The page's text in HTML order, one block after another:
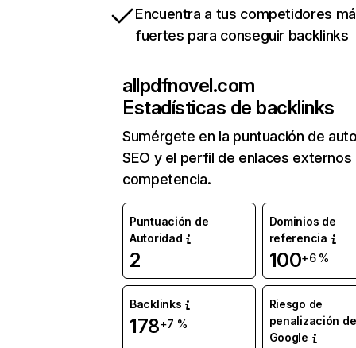
Encuentra a tus competidores
fuertes para conseguir backlinks
allpdfnovel.com
Estadísticas de backlinks
Sumérgete en la puntuación de
SEO y el perfil de enlaces externos
competencia.
Puntuación de
Autoridad
2
Dominios de
referencia
100+6 %
Backlinks
178+7 %
Riesgo de
penalización de
Google